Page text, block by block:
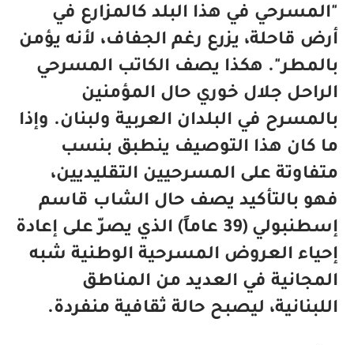
"المسرحي في هذا البلد كالمزارع في
أرض قاحلة، يزرع رغم الجفاف، لأنه يؤمن
بالمطر". هكذا يصف الكاتب المسرحي
الراحل جلال خوري حال المؤمنين
بالمسرح في البلدان العربية ولبنان. وإذا
ما كان هذا التوصيف ينطبق بنسب
متفاوتة على المسرحيين التقليديين،
فهو بالتأكيد يصف حال الشاب قاسم
إسطنبولي (39 عاماً) الذي يصرّ على إعادة
إحياء العروض المسرحية الوطنية شبه
المجانية في العديد من المناطق
اللبنانية، ليصبح حالة ثقافية منفردة.